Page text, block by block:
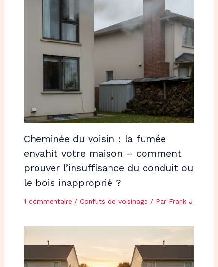
Cheminée du voisin : la fumée
envahit votre maison – comment
prouver l’insuffisance du conduit ou
le bois inapproprié ?
1 commentaire / Conflits de voisinage / Par Frank J